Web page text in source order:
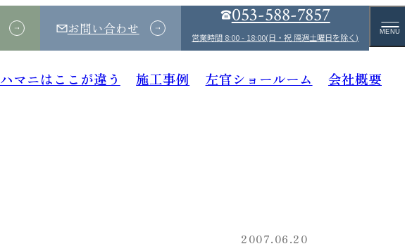
お問い合わせ
053-588-7857
営業時間 8:00 - 18:00(日・祝 隔週土曜日を除く)
MENU
ハマニはここが違う 施工事例 左官ショールーム 会社概要
2007.06.20